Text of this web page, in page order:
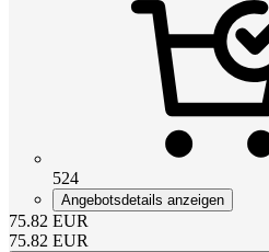
524
Angebotsdetails anzeigen
75.82 EUR
75.82 EUR